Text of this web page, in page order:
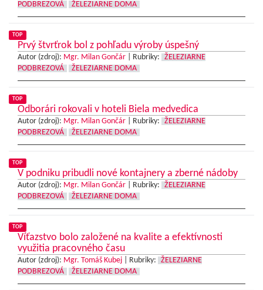
PODBREZOVÁ
ŽELEZIARNE DOMA
TOP
Prvý štvrťrok bol z pohľadu výroby úspešný
Autor (zdroj): Mgr. Milan Gončár Rubriky:
ŽELEZIARNE
PODBREZOVÁ
ŽELEZIARNE DOMA
TOP
Odborári rokovali v hoteli Biela medvedica
Autor (zdroj): Mgr. Milan Gončár Rubriky:
ŽELEZIARNE
PODBREZOVÁ
ŽELEZIARNE DOMA
TOP
V podniku pribudli nové kontajnery a zberné nádoby
Autor (zdroj): Mgr. Milan Gončár Rubriky:
ŽELEZIARNE
PODBREZOVÁ
ŽELEZIARNE DOMA
TOP
Víťazstvo bolo založené na kvalite a efektívnosti
využitia pracovného času
Autor (zdroj): Mgr. Tomáš Kubej Rubriky:
ŽELEZIARNE
PODBREZOVÁ
ŽELEZIARNE DOMA